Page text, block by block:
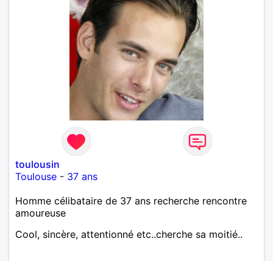
toulousin
Toulouse - 37 ans
Homme célibataire de 37 ans recherche rencontre
amoureuse
Cool, sincère, attentionné etc..cherche sa moitié..